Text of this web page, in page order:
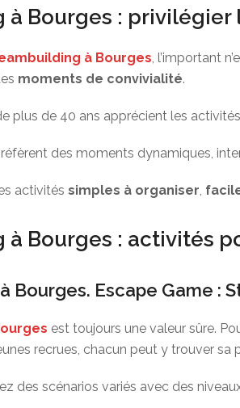
Bourges : privilégier
à Bourges, l’important
moments de convivialité.
plus de 40 ans apprécient les
des moments dynamiques,
activitéssimples à organiser,
à Bourges : activités
Bourges. Escape Game :
est toujours une valeur sûre.
recrues, chacun peut y trouver sa
des scénarios variés avec des